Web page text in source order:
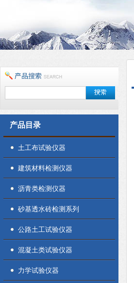
产品目录
土工布试验仪器
建筑材料检测仪器
沥青类检测仪器
砂基透水砖检测系列
公路土工试验仪器
混凝土类试验仪器
力学试验仪器